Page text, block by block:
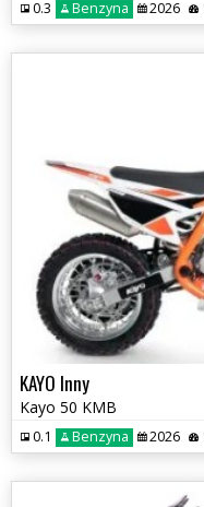
0.3 Benzyna 2026
KAYO Inny
Kayo 50 KMB
0.1 Benzyna 2026